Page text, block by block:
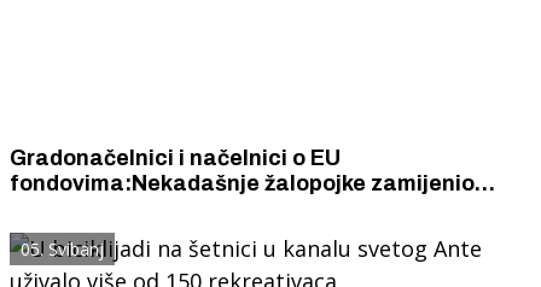
Gradonačelnici i načelnici o EU
fondovima:Nekadašnje žalopojke zamijenio
05. Svibanj